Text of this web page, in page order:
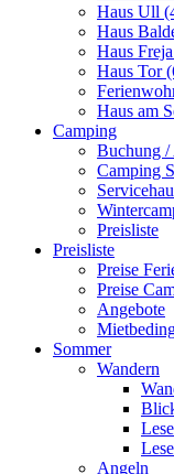
Haus Ull
Haus
Haus
Haus Tor
Haus am
Camping
Buchung /
Camping
Preisliste
Preisliste
Preise
Preise
Angebote
Sommer
Wandern
Angeln